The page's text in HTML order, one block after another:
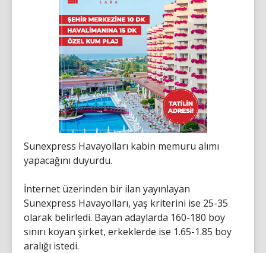
Sunexpress Havayolları kabin memuru alımı
yapacağını duyurdu.
İnternet üzerinden bir ilan yayınlayan
Sunexpress Havayolları, yaş kriterini ise 25-35
olarak belirledi. Bayan adaylarda 160-180 boy
sınırı koyan şirket, erkeklerde ise 1.65-1.85 boy
aralığı istedi.